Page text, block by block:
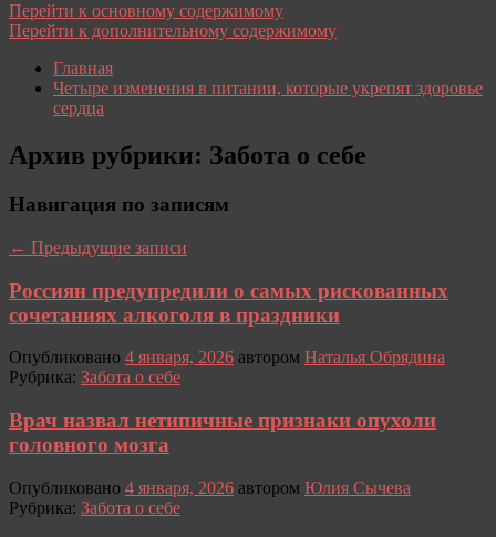
Перейти к основному содержимому
Перейти к дополнительному содержимому
Главная
Четыре изменения в питании, которые укрепят здоровье
сердца
Архив рубрики: Забота о себе
Навигация по записям
← Предыдущие записи
Россиян предупредили о самых рискованных
сочетаниях алкоголя в праздники
Опубликовано 4 января, 2026 автором Наталья Обрядина
Рубрика: Забота о себе
Врач назвал нетипичные признаки опухоли
головного мозга
Опубликовано 4 января, 2026 автором Юлия Сычева
Рубрика: Забота о себе